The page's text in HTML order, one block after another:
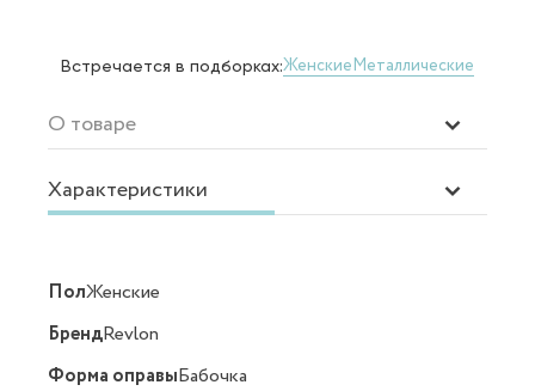
Встречается в подборках:ЖенскиеМеталлические
О товаре
Характеристики
ПолЖенские
БрендRevlon
Форма оправыБабочка